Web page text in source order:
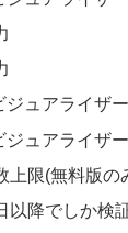
ュアライザ
ュアライザ
上限(無料版の
以降でしか検